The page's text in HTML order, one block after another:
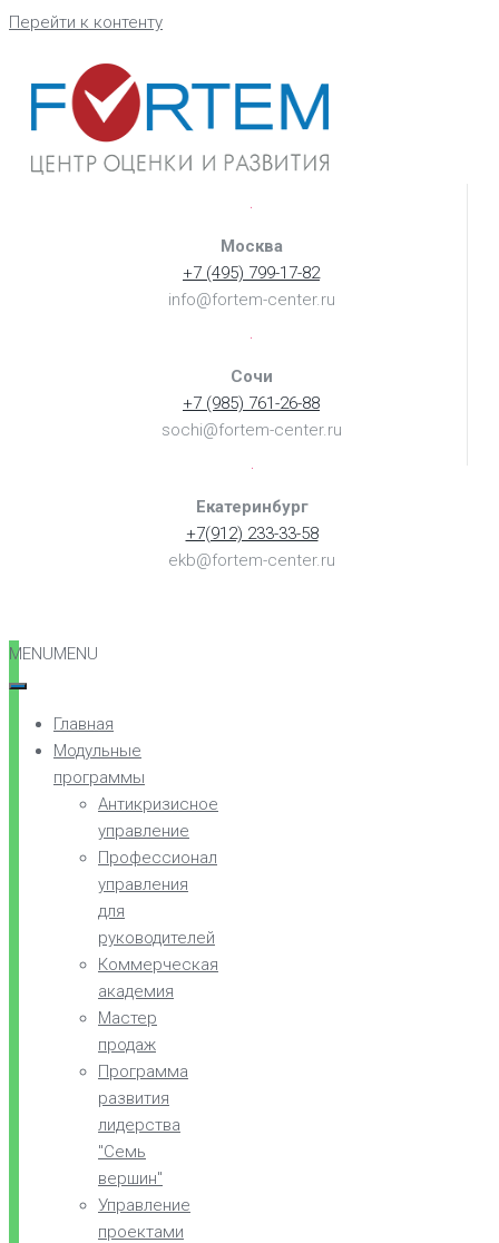
Перейти к контенту
Москва
+7 (495) 799-17-82
info@fortem-center.ru
Сочи
+7 (985) 761-26-88
sochi@fortem-center.ru
Екатеринбург
+7(912) 233-33-58
ekb@fortem-center.ru
MENUMENU
Главная
Модульные
программы
Антикризисное
управление
Профессионал
управления
для
руководителей
Коммерческая
академия
Мастер
продаж
Программа
развития
лидерства
"Семь
вершин"
Управление
проектами